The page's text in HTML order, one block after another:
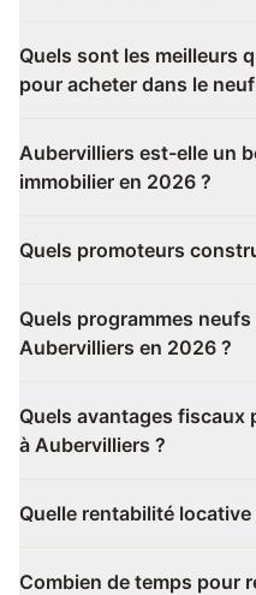
Quels sont les meilleurs
pour acheter dans le
Aubervilliers est-elle un
immobilier en 2026 ?
Quels promoteurs
Quels programmes
Aubervilliers en 2026 ?
Quels avantages fiscaux
à Aubervilliers ?
Quelle rentabilité
Combien de temps pour